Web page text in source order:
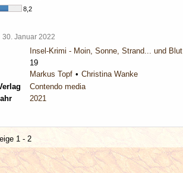
8,2
30. Januar 2022
Insel-Krimi - Moin, Sonne, Strand... und Blut
19
Markus Topf
Christina Wanke
Contendo media
2021
1 - 2